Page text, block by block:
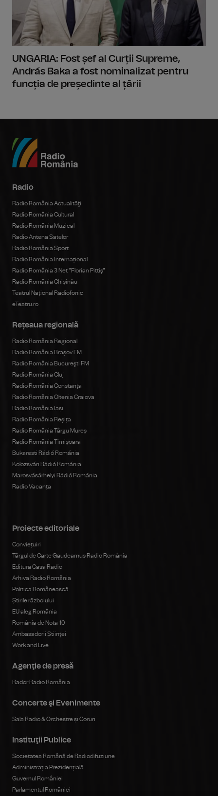
UNGARIA: Fost șef al Curții Supreme,
András Baka a fost nominalizat pentru
funcția de președinte al țării
Radio
Radio România Actualităţi
Radio România Cultural
Radio România Muzical
Radio Antena Satelor
Radio România Sport
Radio România Internațional
Radio România 3 Net "Florian Pittiş"
Radio România Chișinău
Teatrul Național Radiofonic
eTeatru.ro
Rețeaua regională
Radio România Regional
Radio România Brașov FM
Radio România Bucureşti FM
Radio România Cluj
Radio România Constanța
Radio România Oltenia Craiova
Radio România Iași
Radio România Reșița
Radio România Târgu Mureș
Radio România Timișoara
Bukaresti Rádió Románia
Kolozsvári Rádió Románia
Marosvásárhelyi Rádió Románia
Radio Vacanța
Proiecte editoriale
Conviețuiri
Târgul de Carte Gaudeamus Radio România
Editura Casa Radio
Arhiva Radio România
Politica Românească
Știrile războiului
EU aleg România
România de Nota 10
Ambasadorii Științei
Work and Live
Agenţie de presă
Rador Radio România
Concerte şi Evenimente
Sala Radio & Orchestre și Coruri
Instituţii Publice
Societatea Română de Radiodifuziune
Administrația Prezidențială
Guvernul României
Parlamentul României